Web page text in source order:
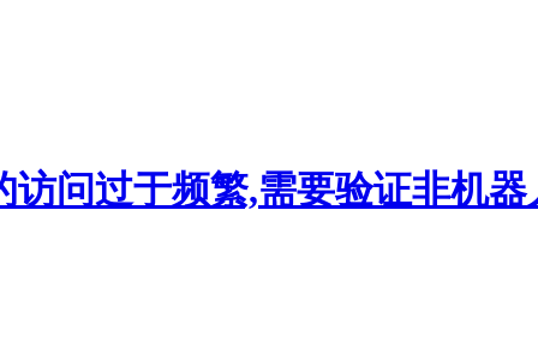
访问过于频繁,需要验证非机器